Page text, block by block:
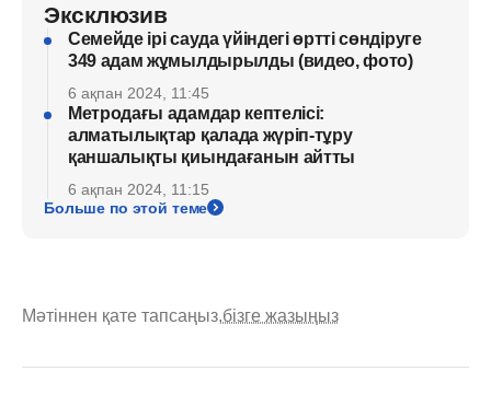
Эксклюзив
Семейде ірі сауда үйіндегі өртті сөндіруге
349 адам жұмылдырылды (видео, фото)
6 ақпан 2024, 11:45
Метродағы адамдар кептелісі:
алматылықтар қалада жүріп-тұру
қаншалықты қиындағанын айтты
6 ақпан 2024, 11:15
Больше по этой теме
Мәтіннен қате тапсаңыз,бізге жазыңыз